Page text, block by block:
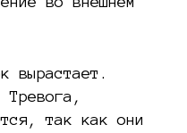
вырастает.
Тревога,
так как они